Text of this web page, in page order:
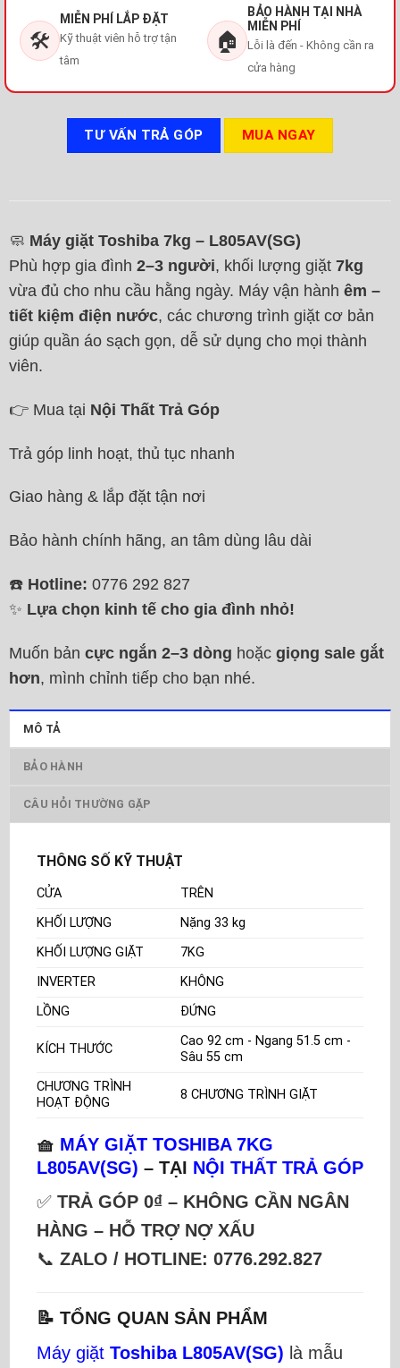
🛠️
MIỄN PHÍ LẮP ĐẶT
Kỹ thuật viên hỗ trợ tận
tâm
🏠
BẢO HÀNH TẠI NHÀ
MIỄN PHÍ
Lỗi là đến - Không cần ra
cửa hàng
TƯ VẤN TRẢ GÓP MUA NGAY
🧼 Máy giặt Toshiba 7kg – L805AV(SG)
Phù hợp gia đình 2–3 người, khối lượng giặt 7kg
vừa đủ cho nhu cầu hằng ngày. Máy vận hành êm –
tiết kiệm điện nước, các chương trình giặt cơ bản
giúp quần áo sạch gọn, dễ sử dụng cho mọi thành
viên.
👉 Mua tại Nội Thất Trả Góp
Trả góp linh hoạt, thủ tục nhanh
Giao hàng & lắp đặt tận nơi
Bảo hành chính hãng, an tâm dùng lâu dài
☎️ Hotline: 0776 292 827
✨ Lựa chọn kinh tế cho gia đình nhỏ!
Muốn bản cực ngắn 2–3 dòng hoặc giọng sale gắt
hơn, mình chỉnh tiếp cho bạn nhé.
MÔ TẢ
BẢO HÀNH
CÂU HỎI THƯỜNG GẶP
THÔNG SỐ KỸ THUẬT
CỬA
TRÊN
KHỐI LƯỢNG
Nặng 33 kg
KHỐI LƯỢNG GIẶT
7KG
INVERTER
KHÔNG
LỒNG
ĐỨNG
KÍCH THƯỚC
Cao 92 cm - Ngang 51.5 cm -
Sâu 55 cm
CHƯƠNG TRÌNH
HOẠT ĐỘNG
8 CHƯƠNG TRÌNH GIẶT
🧺 MÁY GIẶT TOSHIBA 7KG
L805AV(SG) – TẠI NỘI THẤT TRẢ GÓP
✅ TRẢ GÓP 0₫ – KHÔNG CẦN NGÂN
HÀNG – HỖ TRỢ NỢ XẤU
📞 ZALO / HOTLINE: 0776.292.827
📝 TỔNG QUAN SẢN PHẨM
Máy giặt Toshiba L805AV(SG) là mẫu